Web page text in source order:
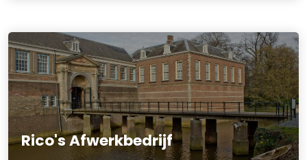
Rico's Afwerkbedrijf